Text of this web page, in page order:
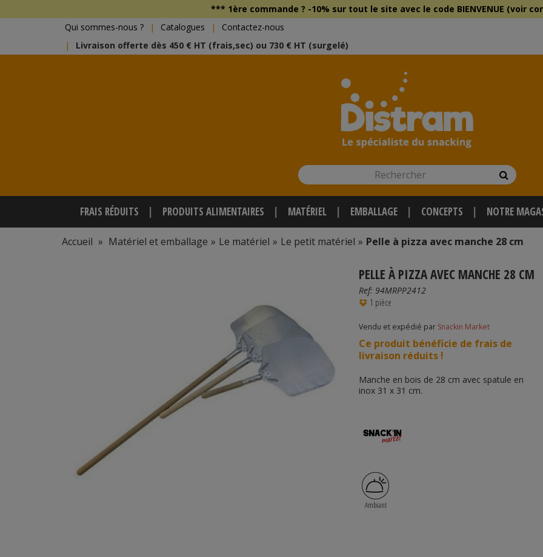
*** 1ère commande ? -10% sur tout le site avec le code BIENVENUE (voir
Qui sommes-nous ?
Catalogues
Contactez-nous
Livraison offerte dès 450 € HT (frais,sec) ou 730 € HT (surgelé)
Rechercher Rechercher
FRAIS RÉDUITS PRODUITS ALIMENTAIRES MATÉRIEL EMBALLAGE CONCEPTS NOTRE
Accueil » Matériel et emballage » Le matériel » Le petit matériel » Pelle à pizza avec manche 28 cm
PELLE À PIZZA AVEC MANCHE 28 CM
Ref: 94MRPP2412
1 pièce
Vendu et expédié par Snackin Market
Ce produit bénéficie de frais de
livraison réduits !
Manche en bois de 28 cm avec spatule en
inox 31 x 31 cm.
Ambiant